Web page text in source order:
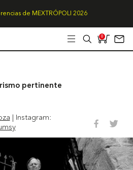
de MEXTRÓPOLI 2026
0
pertinente
| Instagram: